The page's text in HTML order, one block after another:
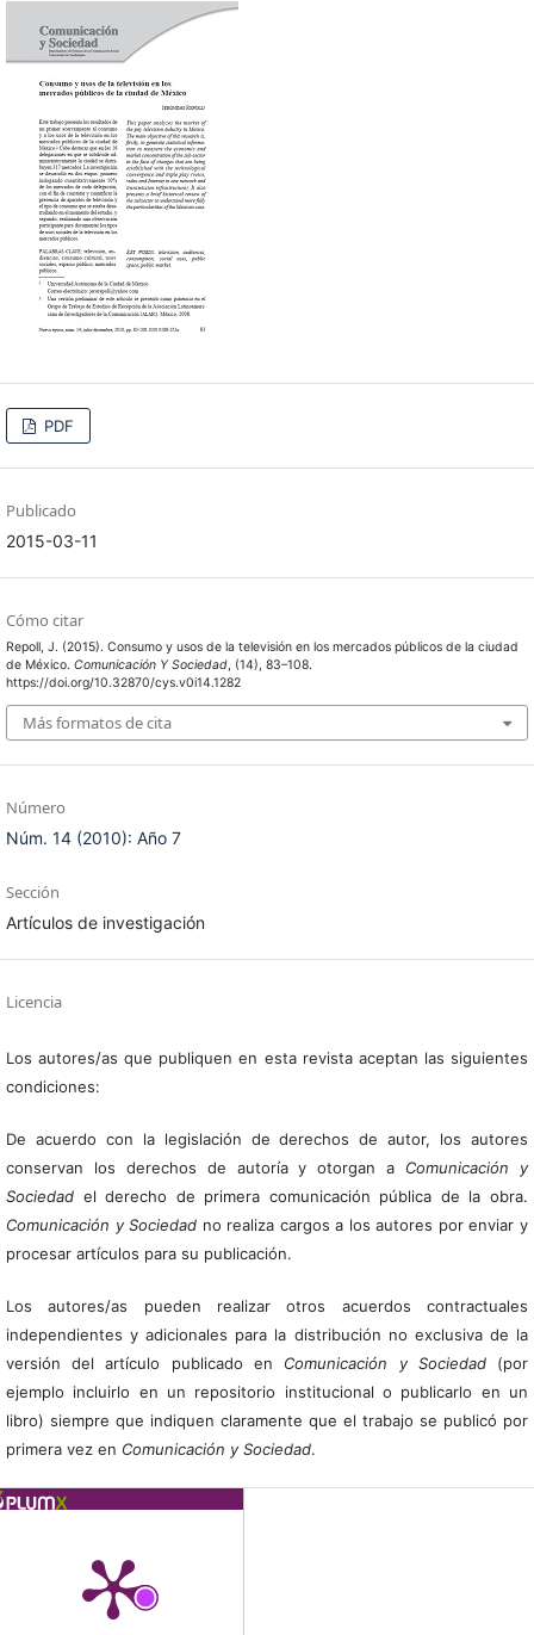
PDF
Publicado
2015-03-11
Cómo citar
Repoll, J. (2015). Consumo y usos de la televisión en los mercados públicos de la ciudad
de México. Comunicación Y Sociedad, (14), 83–108.
https://doi.org/10.32870/cys.v0i14.1282
Más formatos de cita
Número
Núm. 14 (2010): Año 7
Sección
Artículos de investigación
Licencia
Los autores/as que publiquen en esta revista aceptan las siguientes
condiciones:
De acuerdo con la legislación de derechos de autor, los autores
conservan los derechos de autoría y otorgan a Comunicación y
Sociedadel derecho de primera comunicación pública de la obra.
Comunicación y Sociedad no realiza cargos a los autores por enviar y
procesar artículos para su publicación.
Los autores/as pueden realizar otros acuerdos contractuales
independientes y adicionales para la distribución no exclusiva de la
versión del artículo publicado en Comunicación y Sociedad(por
ejemplo incluirlo en un repositorio institucional o publicarlo en un
libro) siempre que indiquen claramente que el trabajo se publicó por
primera vez en Comunicación y Sociedad.